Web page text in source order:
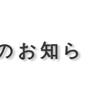
お知ら